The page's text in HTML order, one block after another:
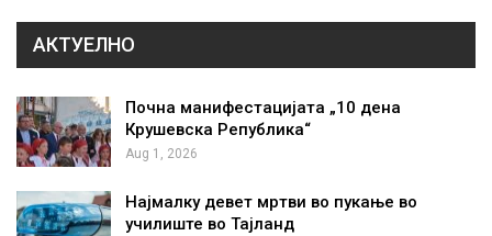
АКТУЕЛНО
Почна манифестацијата „10 дена
Крушевска Република“
Aug 1, 2026
Најмалку девет мртви во пукање во
училиште во Тајланд